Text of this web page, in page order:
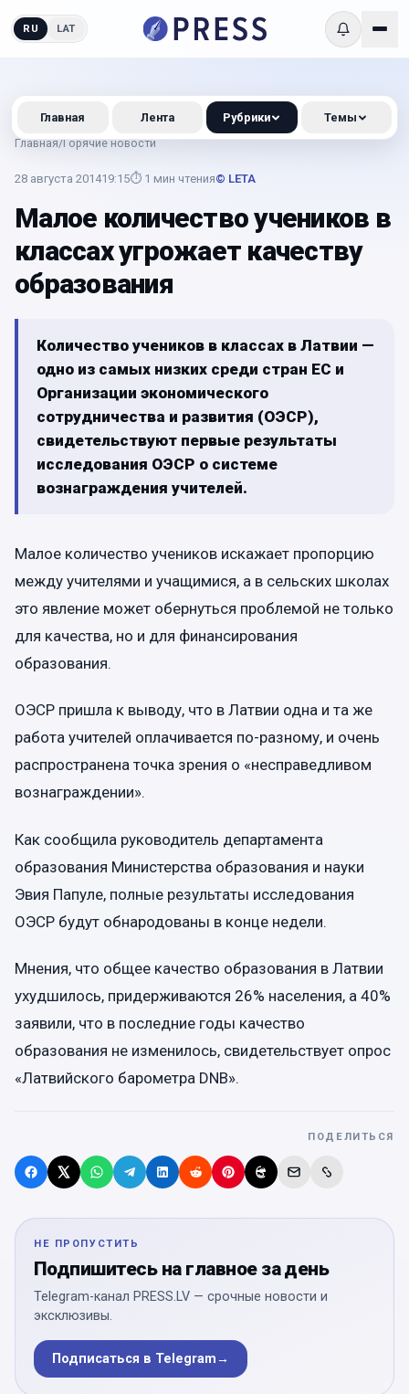
RU LAT
Главная/Горячие новости
28 августа 201419:15⏱ 1 мин чтения© LETA
Малое количество учеников в
классах угрожает качеству
образования
Количество учеников в классах в Латвии —
одно из самых низких среди стран ЕС и
Организации экономического
сотрудничества и развития (ОЭСР),
свидетельствуют первые результаты
исследования ОЭСР о системе
вознаграждения учителей.
Малое количество учеников искажает пропорцию
между учителями и учащимися, а в сельских школах
это явление может обернуться проблемой не только
для качества, но и для финансирования
образования.
ОЭСР пришла к выводу, что в Латвии одна и та же
работа учителей оплачивается по-разному, и очень
распространена точка зрения о «несправедливом
вознаграждении».
Как сообщила руководитель департамента
образования Министерства образования и науки
Эвия Папуле, полные результаты исследования
ОЭСР будут обнародованы в конце недели.
Мнения, что общее качество образования в Латвии
ухудшилось, придерживаются 26% населения, а 40%
заявили, что в последние годы качество
образования не изменилось, свидетельствует опрос
«Латвийского барометра DNB».
ПОДЕЛИТЬСЯ
НЕ ПРОПУСТИТЬ
Подпишитесь на главное за день
Telegram-канал PRESS.LV — срочные новости и
эксклюзивы.
Подписаться в Telegram→
Главная Лента Рубрики Темы